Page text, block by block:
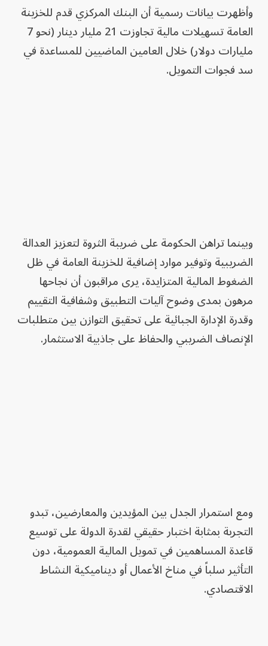
وأظهرت بيانات رسمية أن البنك المركزي قدم للخزينة
العامة تسهيلات مالية تجاوزت 21 مليار دينار (نحو 7
مليارات دولار) خلال العامين الماضيين للمساعدة في
سد فجوات التمويل.
وبينما تراهن الحكومة على ضريبة الثروة لتعزيز العدالة
الضريبية وتوفير موارد إضافية للخزينة العامة في ظل
الضغوط المالية المتزايدة، يرى مراقبون أن نجاحها
مرهون بمدى وضوح آليات التطبيق وشفافية التقييم
وقدرة الإدارة الجبائية على تحقيق التوازن بين متطلبات
الإنصاف الضريبي والحفاظ على جاذبية الاستثمار.
ومع استمرار الجدل بين المؤيدين والمعارضين، تبدو
التجربة بمثابة اختبار حقيقي لقدرة الدولة على توسيع
قاعدة المساهمين في تمويل المالية العمومية، دون
التأثير سلباً في مناخ الأعمال أو ديناميكية النشاط
الاقتصادي.